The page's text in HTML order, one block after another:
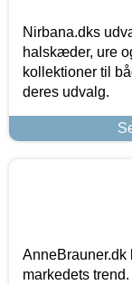
Nirbana.dks
halskæder, ure
kollektioner til
deres udvalg.
AnneBrauner.dk
markedets